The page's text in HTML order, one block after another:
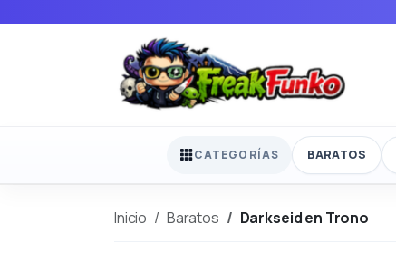
CATEGORÍAS BARATOS
Inicio Baratos Darkseid en Trono